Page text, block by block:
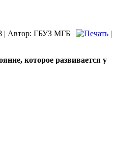
| Автор: ГБУЗ МГБ |
|
которое развивается у